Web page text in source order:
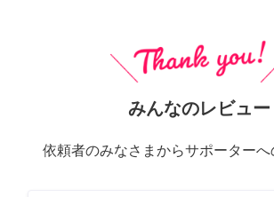
みんなのレビュー
依頼者のみなさまからサポーター